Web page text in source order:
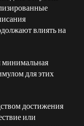
влиять на
минимальная
для этих
достижения
или